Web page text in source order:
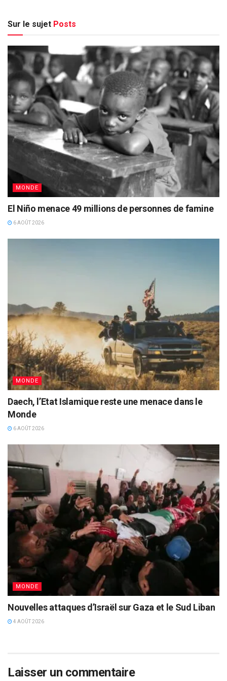
Sur le sujet Posts
MONDE
El Niño menace 49 millions de personnes de famine
6 AOÛT 2026
MONDE
Daech, l’Etat Islamique reste une menace dans le
Monde
6 AOÛT 2026
MONDE
Nouvelles attaques d’Israël sur Gaza et le Sud Liban
4 AOÛT 2026
Laisser un commentaire